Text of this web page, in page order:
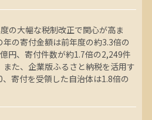
の大幅な税制改正で関心が高ま
年の寄付金額は前年度の約3.3倍の
円、寄付件数が約1.7倍の2,249件
また、企業版ふるさと納税を活用す
寄付を受領した自治体は1.8倍の